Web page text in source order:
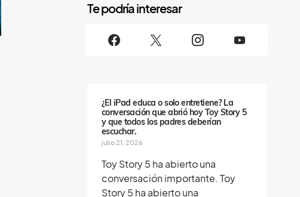
S
¿El iPad educa o solo entretiene? La
conversación que abrió hoy Toy Story 5
y que todos los padres deberían
escuchar.
julio 21, 2026
Toy Story 5 ha abierto una
conversación importante. Toy
Story 5 ha abierto una